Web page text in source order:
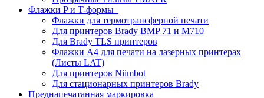
Флажки P и T-формы
Флажки для термотрансферной печати
Для принтеров Brady BMP 71 и M710
Для Brady TLS принтеров
Флажки A4 для печати на лазерных принтерах
(Листы LAT)
Для принтеров Niimbot
Для стационарных принтеров Brady
Преднапечатанная маркировка